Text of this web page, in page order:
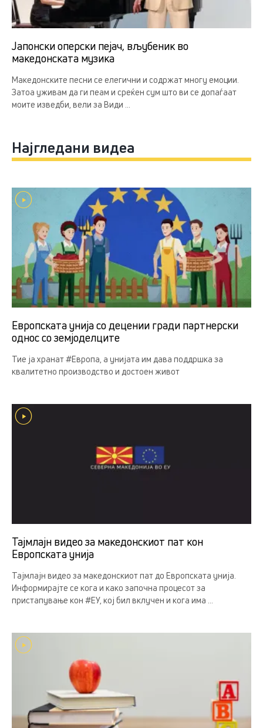
Јапонски оперски пејач, вљубеник во
македонската музика
Македонските песни се елегични и содржат многу емоции.
Затоа уживам да ги пеам и среќен сум што ви се допаѓаат
моите изведби, вели за Види ...
Најгледани видеа
Европската унија со децении гради партнерски
однос со земјоделцитe
Тие ја хранат #Европа, а унијата им дава поддршка за
квалитетно производство и достоен живот
Тајмлајн видео за македонскиот пат кон
Европската унија
Тајмлајн видео за македонскиот пат до Европската унија.
Информирајте се кога и како започна процесот за
пристапување кон #ЕУ, кој бил вклучен и кога има ...